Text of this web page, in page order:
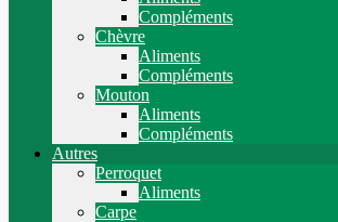
Compléments
Chèvre
Aliments
Compléments
Mouton
Aliments
Compléments
Autres
Perroquet
Aliments
Carpe